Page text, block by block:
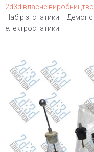
2d3d власне виробництво
Набір зі статики –
електростатики